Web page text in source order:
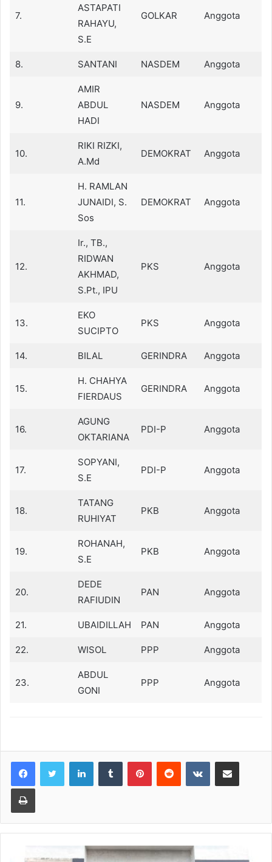
7.
ASTAPATI
RAHAYU,
S.E
GOLKAR Anggota
8. SANTANI NASDEM Anggota
9.
AMIR
ABDUL
HADI
NASDEM Anggota
10.
RIKI RIZKI,
A.Md
DEMOKRAT Anggota
11.
H. RAMLAN
JUNAIDI, S.
Sos
DEMOKRAT Anggota
12.
Ir., TB.,
RIDWAN
AKHMAD,
S.Pt., IPU
PKS Anggota
13.
EKO
SUCIPTO
PKS Anggota
14. BILAL GERINDRA Anggota
15.
H. CHAHYA
FIERDAUS
GERINDRA Anggota
16.
AGUNG
OKTARIANA
PDI-P Anggota
17.
SOPYANI,
S.E
PDI-P Anggota
18.
TATANG
RUHIYAT
PKB Anggota
19.
ROHANAH,
S.E
PKB Anggota
20.
DEDE
RAFIUDIN
PAN Anggota
21. UBAIDILLAH PAN Anggota
22. WISOL PPP Anggota
23.
ABDUL
GONI
PPP Anggota
LinkedInTumblr PinterestReddit VKontakteShare via Email
Print